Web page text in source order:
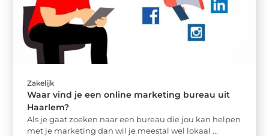
Zakelijk
Waar vind je een online marketing bureau uit
Haarlem?
Als je gaat zoeken naar een bureau die jou kan helpen
met je marketing dan wil je meestal wel lokaal ...